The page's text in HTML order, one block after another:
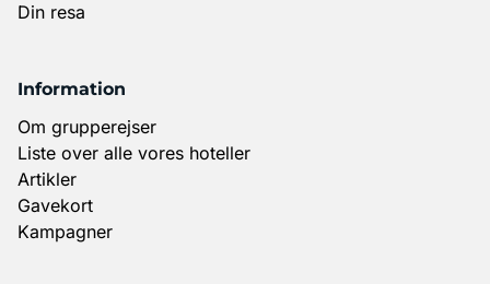
Din resa
Information
Om grupperejser
Liste over alle vores hoteller
Artikler
Gavekort
Kampagner